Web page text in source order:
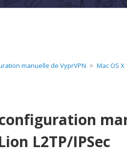
manuelle de VyprVPN Mac OS X
L2TP/IPSec